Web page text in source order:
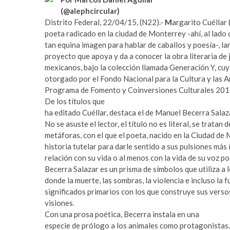
t
a
v
c
ı
l
a
e
s
c
o
r
t
a
v
ı
l
e
y
b
e
t
p
u
a
b
e
t
y
a
k
a
e
t
e
b
o
o
k
itt
er
at
s
A
p
p
(@alephcircular)
Distrito Federal, 22/04/15, (N22).- Margarito Cuéllar
poeta radicado en la ciudad de Monterrey -ahí, al lado
tan equina imagen para hablar de caballos y poesía-,
proyecto que apoya y da a conocer la obra literaria
mexicanos, bajo la colección llamada Generación Y,
otorgado por el Fondo Nacional para la Cultura y las
Programa de Fomento y Coinversiones Culturales
De los títulos que
ha editado Cuéllar, destaca el de Manuel Becerra
No se asuste el lector, el título no es literal, se tratan
metáforas, con el que el poeta, nacido en la Ciudad de
historia tutelar para darle sentido a sus pulsiones más
relación con su vida o al menos con la vida de su voz
Becerra Salazar es un prisma de símbolos que utiliza
donde la muerte, las sombras, la violencia e incluso la
significados primarios con los que construye sus
visiones.
Con una prosa poética, Becerra instala en una
especie de prólogo a los animales como